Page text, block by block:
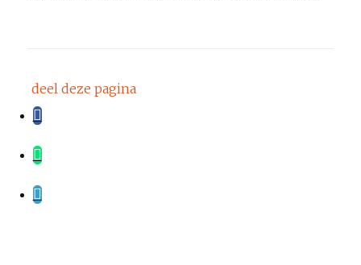
deel deze pagina